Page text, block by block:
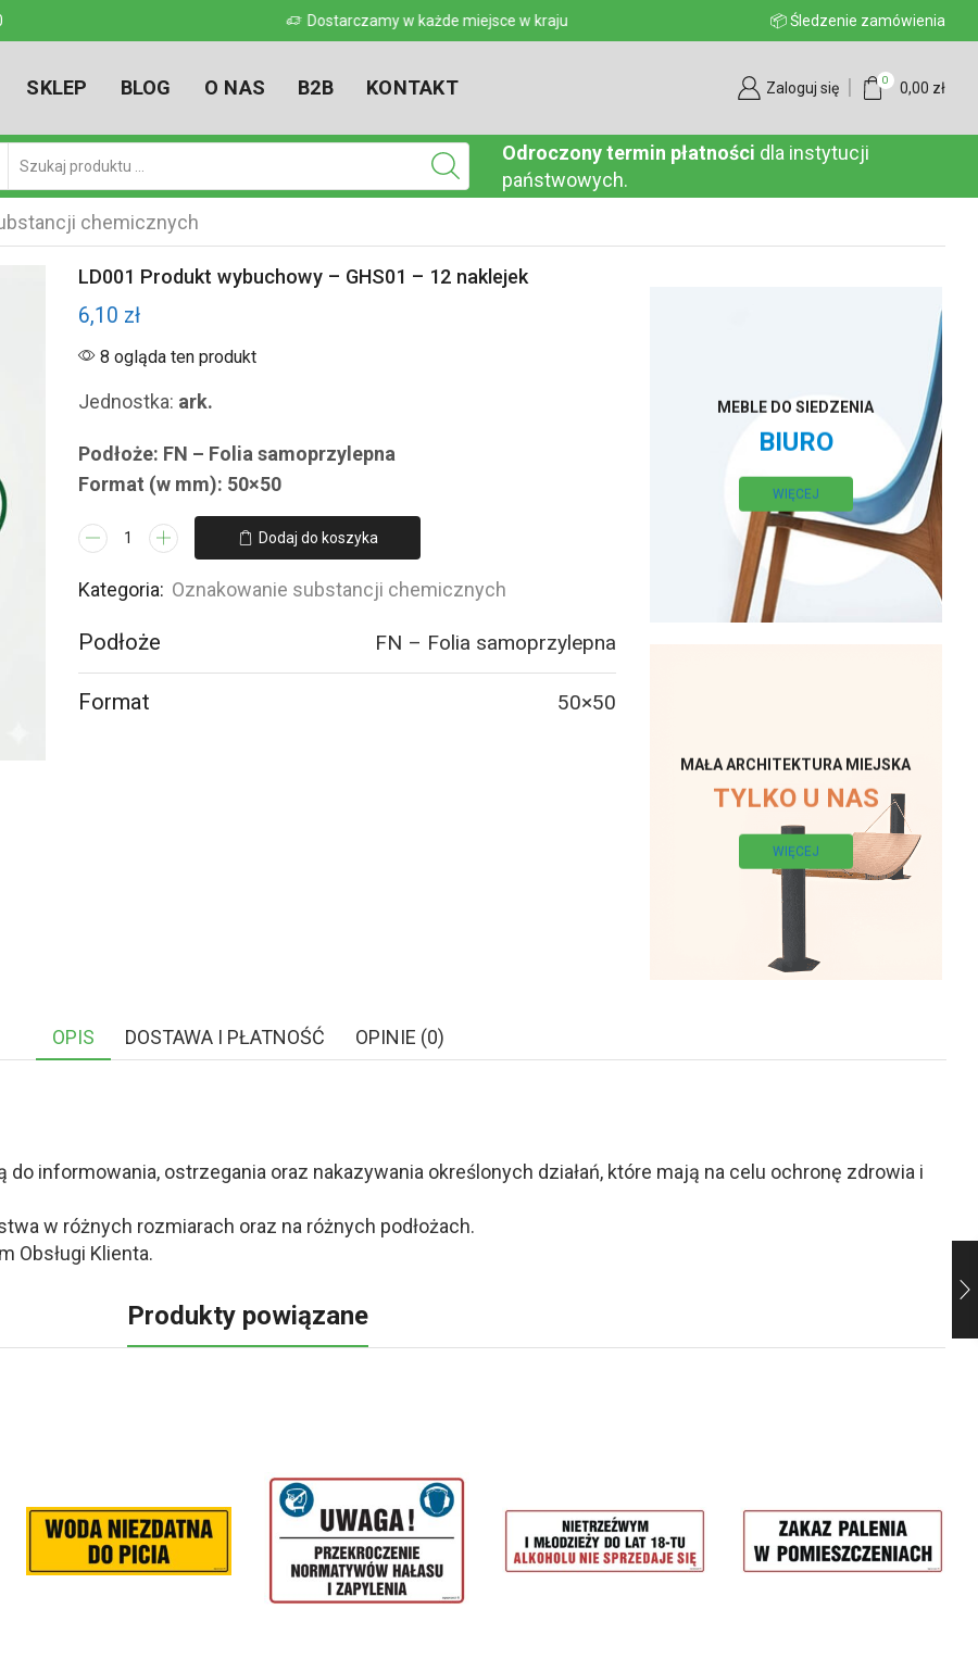
w kraju Dostarczamy w każde miejsce w kraju 📦 Śledzenie zamówienia
SKLEP BLOG O NAS B2B KONTAKT Zaloguj się 0 0,00 zł
wyszukiwania
Odroczony termin płatności dla instytucji
państwowych.
chemicznych
LD001 Produkt wybuchowy – GHS01 – 12 naklejek
6,10 zł
8 ogląda ten produkt
Jednostka: ark.
Podłoże: FN – Folia samoprzylepna
Format (w mm): 50×50
ilość
Produkt
-
GHS01
-
Dodaj do koszyka
Kategoria: Oznakowanie substancji chemicznych
Podłoże FN – Folia samoprzylepna
Format 50×50
MEBLE DO SIEDZENIA
BIURO
WIĘCEJ
MAŁA ARCHITEKTURA MIEJSKA
TYLKO U NAS
WIĘCEJ
OPIS DOSTAWA I PŁATNOŚĆ OPINIE (0)
informowania, ostrzegania oraz nakazywania określonych działań, które mają na celu ochronę zdrowia i
w różnych rozmiarach oraz na różnych podłożach.
Obsługi Klienta.
Produkty powiązane